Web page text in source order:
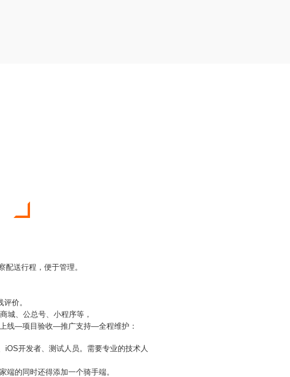
送行程，便于管理。
价。
城、公总号、小程序等，
线—项目验收—推广支持—全程维护：
iOS开发者、测试人员。需要专业的技术人
的同时还得添加一个骑手端。